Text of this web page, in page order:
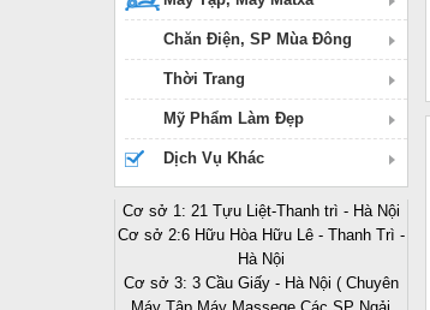
Chăn Điện, SP Mùa Đông
Thời Trang
Mỹ Phẩm Làm Đẹp
Dịch Vụ Khác
Cơ sở 1: 21 Tựu Liệt-Thanh trì - Hà Nội
Cơ sở 2:6 Hữu Hòa Hữu Lê - Thanh Trì -
Hà Nội
Cơ sở 3: 3 Cầu Giấy - Hà Nội ( Chuyên